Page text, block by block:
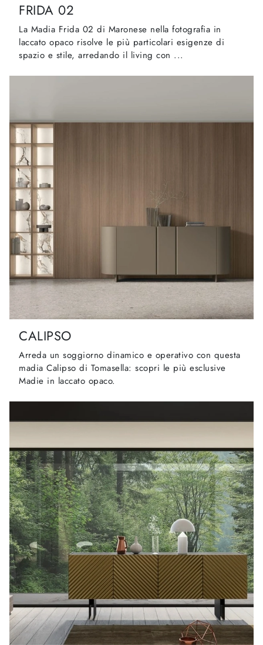
FRIDA 02
La Madia Frida 02 di Maronese nella fotografia in
laccato opaco risolve le più particolari esigenze di
spazio e stile, arredando il living con ...
CALIPSO
Arreda un soggiorno dinamico e operativo con questa
madia Calipso di Tomasella: scopri le più esclusive
Madie in laccato opaco.